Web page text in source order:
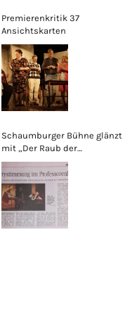
Premierenkritik 37
Ansichtskarten
Schaumburger Bühne glänzt
mit „Der Raub der
Sabinerinnen“